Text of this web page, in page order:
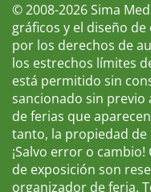
© 2008-2026 Sima
gráficos y el diseño
por los derechos de
los estrechos límites
está permitido sin
sancionado sin previo
de ferias que
tanto, la propiedad de
¡Salvo error o
de exposición son
organizador de feria.